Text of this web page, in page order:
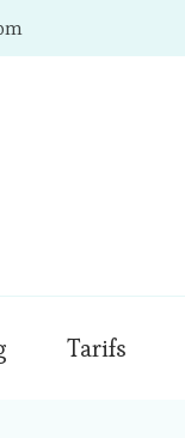
Tarifs